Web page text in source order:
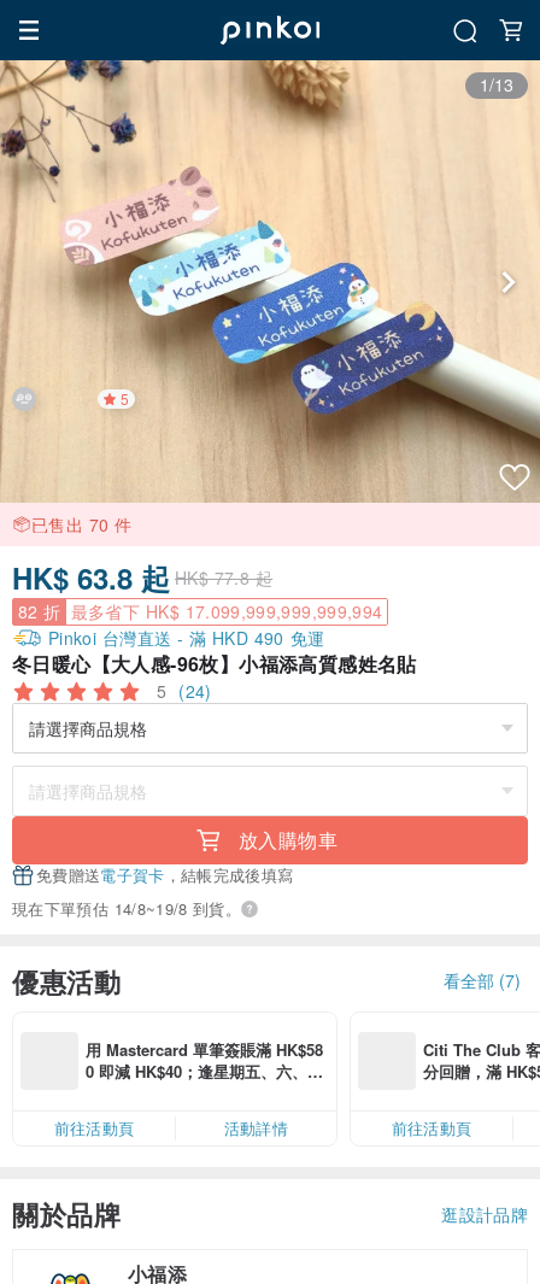
1/13
5
已售出 70 件
HK$ 63.8 起 HK$ 77.8 起
82 折 最多省下 HK$ 17.099,999,999,999,994
Pinkoi 台灣直送 - 滿 HKD 490 免運
冬日暖心【大人感-96枚】小福添高質感姓名貼
5 (24)
放入購物車
免費贈送電子賀卡 ，結帳完成後填寫
現在下單預估 14/8~19/8 到貨。
優惠活動 看全部 (7)
用 Mastercard 單筆簽賬滿 HK$58
0 即減 HK$40；逢星期五、六、日
卡」結帳）
前往活動頁 活動詳情
Citi The Club
分回贈，滿
前往活動頁
關於品牌 逛設計品牌
小福添